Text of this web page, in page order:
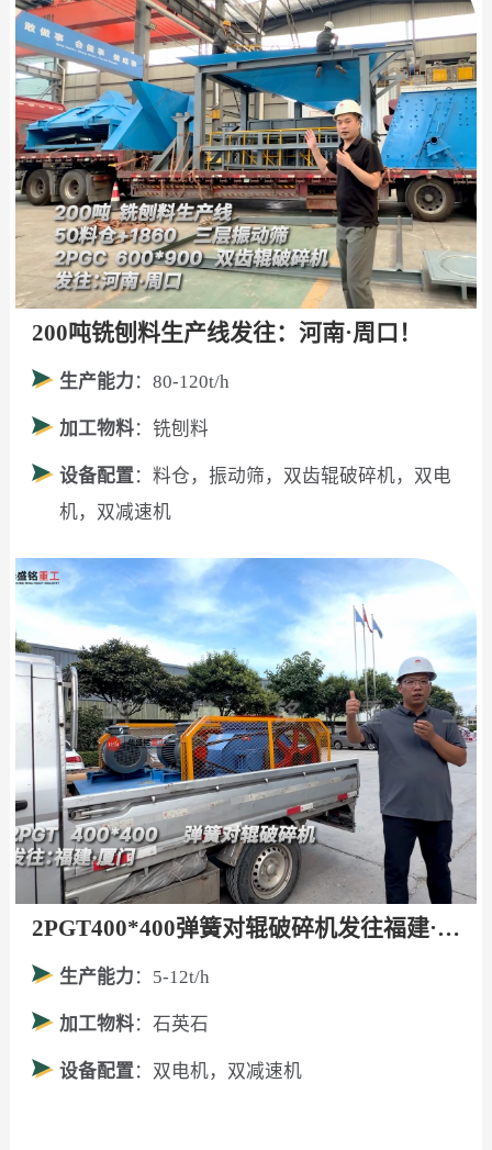
200吨铣刨料生产线发往：河南·周口！
生产能力 ：80-120t/h
加工物料：铣刨料
设备配置 ：料仓，振动筛，双齿辊破碎机，双电
机，双减速机
2PGT400*400弹簧对辊破碎机发往福建·厦门！
生产能力 ：5-12t/h
加工物料：石英石
设备配置 ：双电机，双减速机